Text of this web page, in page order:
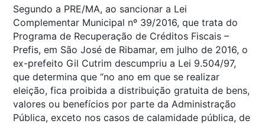
Segundo a PRE/MA, ao sancionar a Lei
Complementar Municipal nº 39/2016, que trata do
Programa de Recuperação de Créditos Fiscais –
Prefis, em São José de Ribamar, em julho de 2016, o
ex-prefeito Gil Cutrim descumpriu a Lei 9.504/97,
que determina que “no ano em que se realizar
eleição, fica proibida a distribuição gratuita de bens,
valores ou benefícios por parte da Administração
Pública, exceto nos casos de calamidade pública, de